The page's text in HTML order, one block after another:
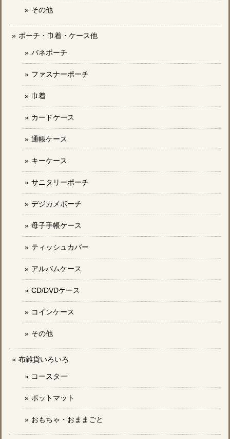
その他
ポーチ・巾着・ケース他
バネポーチ
ファスナーポーチ
巾着
カードケース
通帳ケース
キーケース
サニタリーポーチ
デジカメポーチ
母子手帳ケース
ティッシュカバー
アルバムケース
CD/DVDケース
コインケース
その他
布雑貨いろいろ
コースター
ポットマット
おもちゃ・おままごと